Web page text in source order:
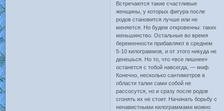
Встречаются такие счастливые
женщины, у которых фигура после
родов становится лучше или не
меняется. Но будем откровенны: таких
меньшинство. Остальные во время
беременности прибавляют в среднем
5-10 килограммов, и от этого никуда не
денешься. Но то, что «все лишнее»
останется с тобой навсегда, — миф.
Конечно, несколько сантиметров в
области талии сами собой не
рассосутся, но и сразу после родов
сгонять их не стоит. Начинать борьбу с
ненавистными килограммами можно